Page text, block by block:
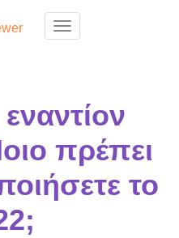
Toggle navigation
πρέπει
το